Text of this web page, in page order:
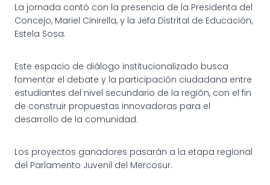
La jornada contó con la presencia de la Presidenta del
Concejo, Mariel Cinirella, y la Jefa Distrital de Educación,
Estela Sosa.
Este espacio de diálogo institucionalizado busca
fomentar el debate y la participación ciudadana entre
estudiantes del nivel secundario de la región, con el fin
de construir propuestas innovadoras para el
desarrollo de la comunidad.
Los proyectos ganadores pasarán a la etapa regional
del Parlamento Juvenil del Mercosur.